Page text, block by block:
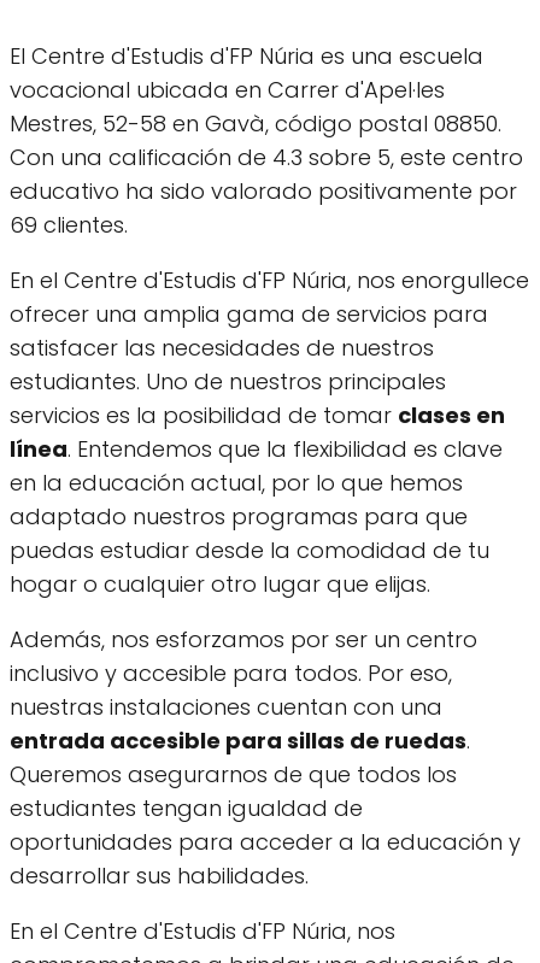
El Centre d'Estudis d'FP Núria es una escuela
vocacional ubicada en Carrer d'Apel·les
Mestres, 52-58 en Gavà, código postal 08850.
Con una calificación de 4.3 sobre 5, este centro
educativo ha sido valorado positivamente por
69 clientes.
En el Centre d'Estudis d'FP Núria, nos enorgullece
ofrecer una amplia gama de servicios para
satisfacer las necesidades de nuestros
estudiantes. Uno de nuestros principales
servicios es la posibilidad de tomar clases en
línea. Entendemos que la flexibilidad es clave
en la educación actual, por lo que hemos
adaptado nuestros programas para que
puedas estudiar desde la comodidad de tu
hogar o cualquier otro lugar que elijas.
Además, nos esforzamos por ser un centro
inclusivo y accesible para todos. Por eso,
nuestras instalaciones cuentan con una
entrada accesible para sillas de ruedas.
Queremos asegurarnos de que todos los
estudiantes tengan igualdad de
oportunidades para acceder a la educación y
desarrollar sus habilidades.
En el Centre d'Estudis d'FP Núria, nos